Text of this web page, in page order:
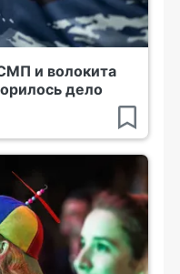
и волокита
дело